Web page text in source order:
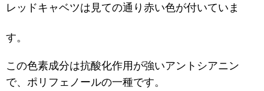
レッドキャベツは見ての通り赤い色が付いていま
す。
この色素成分は抗酸化作用が強いアントシアニン
で、ポリフェノールの一種です。